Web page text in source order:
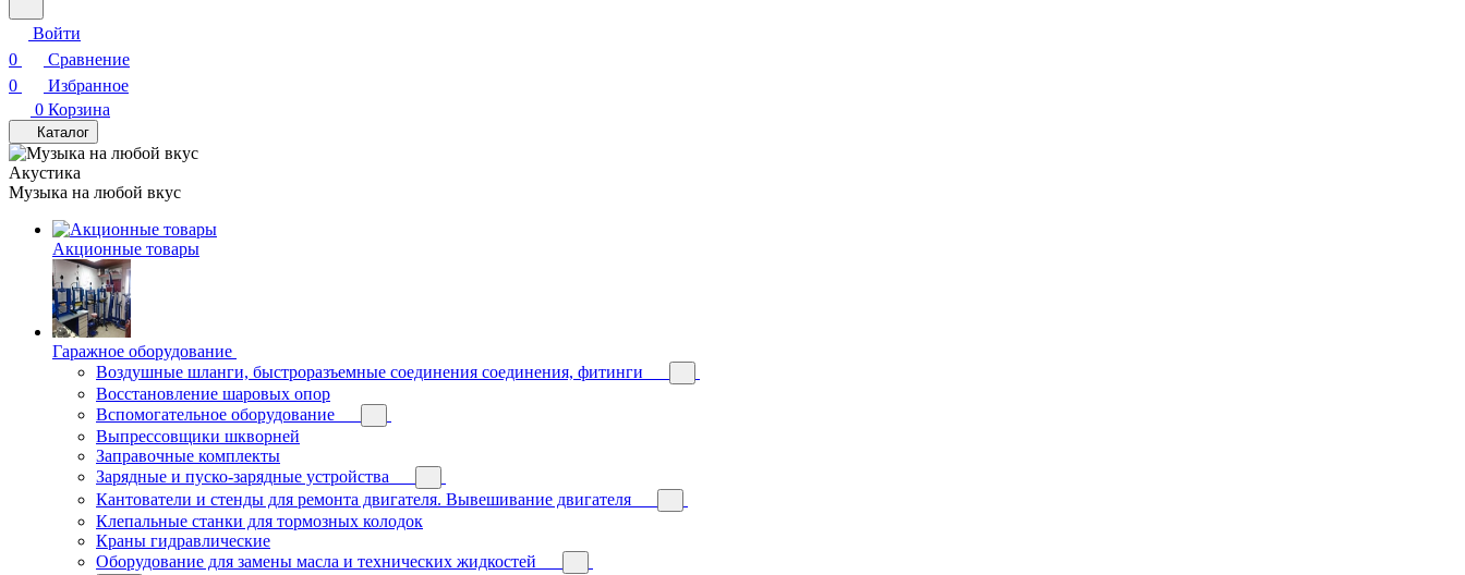
Войти
0
Сравнение
0
Избранное
0 Корзина
Каталог
Акустика
Музыка на любой вкус
Акционные товары
Гаражное оборудование
Воздушные шланги, быстроразъемные соединения соединения, фитинги
Восстановление шаровых опор
Вспомогательное оборудование
Выпрессовщики шкворней
Заправочные комплекты
Зарядные и пуско-зарядные устройства
Кантователи и стенды для ремонта двигателя. Вывешивание двигателя
Клепальные станки для тормозных колодок
Краны гидравлические
Оборудование для замены масла и технических жидкостей